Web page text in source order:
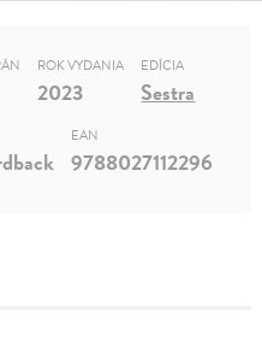
ROK VYDANIA
2023
EDÍCIA
Sestra
EAN
9788027112296